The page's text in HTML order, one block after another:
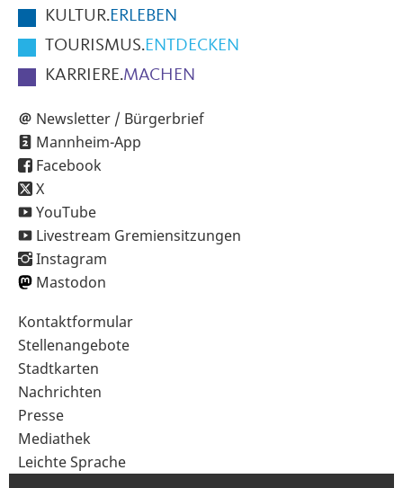
KULTUR.ERLEBEN
TOURISMUS.ENTDECKEN
KARRIERE.MACHEN
Newsletter / Bürgerbrief
Mannheim-App
Facebook
X
YouTube
Livestream Gremiensitzungen
Instagram
Mastodon
Sekundärnavigation
im
Fußbereich
Kontaktformular
Stellenangebote
Stadtkarten
Nachrichten
Presse
Mediathek
Leichte Sprache